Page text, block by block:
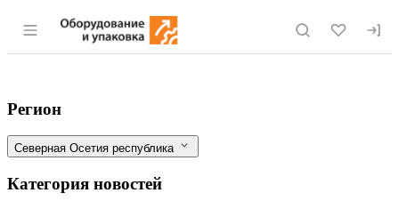
Раздел навигации по сайту eqinfo.ru
Новости рынка пищевого
Фильтры
Регион
Северная Осетия республика
Категория новостей